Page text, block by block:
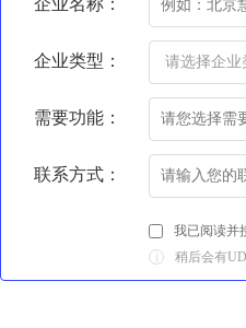
企业名称：
企业类型：
需要功能：
联系方式：
我已阅读并
i
稍后会有